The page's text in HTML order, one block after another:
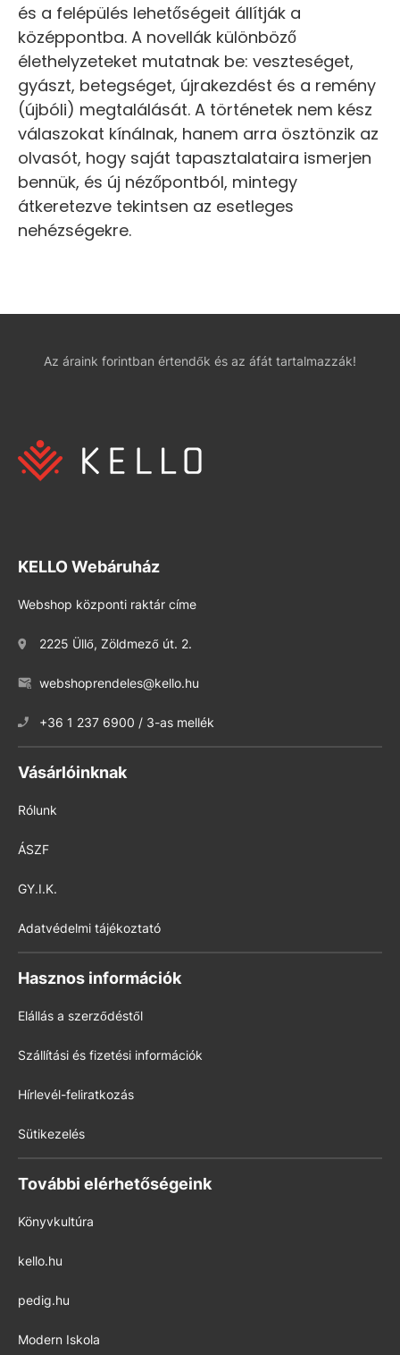
és a felépülés lehetőségeit állítják a
középpontba. A novellák különböző
élethelyzeteket mutatnak be: veszteséget,
gyászt, betegséget, újrakezdést és a remény
(újbóli) megtalálását. A történetek nem kész
válaszokat kínálnak, hanem arra ösztönzik az
olvasót, hogy saját tapasztalataira ismerjen
bennük, és új nézőpontból, mintegy
átkeretezve tekintsen az esetleges
nehézségekre.
Az áraink forintban értendők és az áfát tartalmazzák!
KELLO Webáruház
Webshop központi raktár címe
2225 Üllő, Zöldmező út. 2.
webshoprendeles@kello.hu
+36 1 237 6900 / 3-as mellék
Vásárlóinknak
Rólunk
ÁSZF
GY.I.K.
Adatvédelmi tájékoztató
Hasznos információk
Elállás a szerződéstől
Szállítási és fizetési információk
Hírlevél-feliratkozás
Sütikezelés
További elérhetőségeink
Könyvkultúra
kello.hu
pedig.hu
Modern Iskola